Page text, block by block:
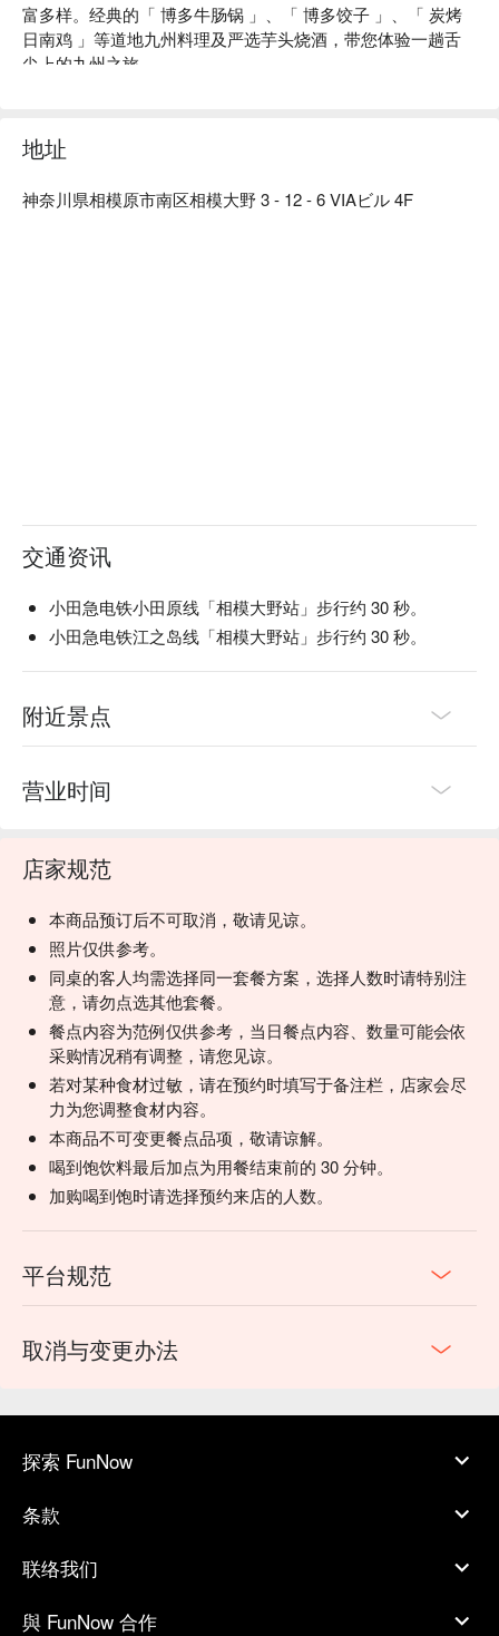
富多样。经典的「 博多牛肠锅 」、「 博多饺子 」、「 炭烤
日南鸡 」等道地九州料理及严选芋头烧酒，带您体验一趟舌
尖上的九州之旅。
【招牌菜色】
乡土料理：使用产地直送的日南鸡、九州黑猪、真鲭鱼、现捞
博多牛肠锅：费时熬煮的汤底将严选牛肠的鲜味与锅内蔬菜的
地址
神奈川県相模原市南区相模大野 3 - 12 - 6 VIAビル 4F
交通资讯
小田急电铁小田原线「相模大野站」步行约 30 秒。
小田急电铁江之岛线「相模大野站」步行约 30 秒。
附近景点
营业时间
店家规范
本商品预订后不可取消，敬请见谅。
照片仅供参考。
同桌的客人均需选择同一套餐方案，选择人数时请特别注
意，请勿点选其他套餐。
餐点内容为范例仅供参考，当日餐点内容、数量可能会依
采购情况稍有调整，请您见谅。
若对某种食材过敏，请在预约时填写于备注栏，店家会尽
力为您调整食材内容。
本商品不可变更餐点品项，敬请谅解。
喝到饱饮料最后加点为用餐结束前的 30 分钟。
加购喝到饱时请选择预约来店的人数。
平台规范
取消与变更办法
探索 FunNow
条款
联络我们
與 FunNow 合作